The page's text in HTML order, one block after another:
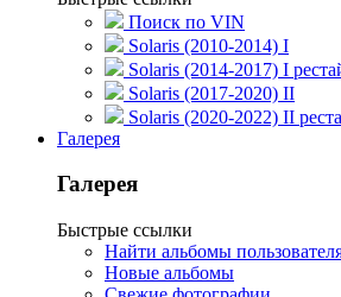
Поиск по VIN
Solaris (2010-2014) I
Solaris (2014-2017) I
Solaris (2017-2020) II
Solaris (2020-2022) II
Галерея
Галерея
Быстрые ссылки
Найти альбомы
Новые альбомы